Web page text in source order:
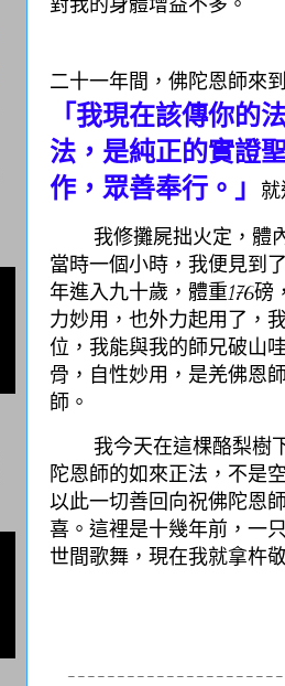
二十一年間，佛陀恩師來
「我現在該傳你的
法，是純正的實證
作，眾善奉行。」
我修攤屍拙火定，體內
當時一個小時，我便見到
年進入九十歲，體重176
力妙用，也外力起用了，
位，我能與我的師兄破山
骨，自性妙用，是羌佛恩
師。
我今天在這棵酪梨樹下
陀恩師的如來正法，不是
以此一切善回向祝佛陀恩
喜。這裡是十幾年前，一
世間歌舞，現在我就拿杵